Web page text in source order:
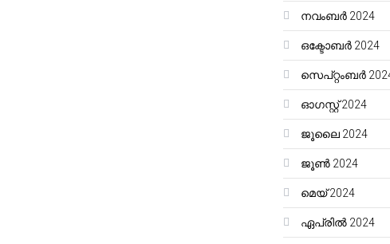
നവംബർ 2024
ഒക്ടോബർ 2024
സെപ്റ്റംബർ
ഓഗസ്റ്റ്‌ 2024
ജൂലൈ 2024
ജൂൺ 2024
മെയ്‌ 2024
ഏപ്രിൽ 2024